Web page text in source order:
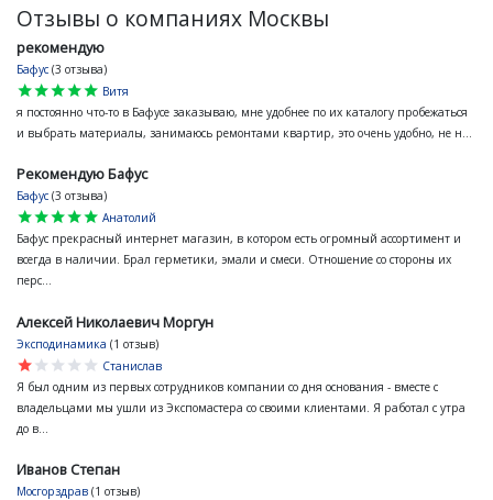
Отзывы о компаниях Москвы
рекомендую
Бафус (3 отзыва)
star
star
star
star
star
Витя
я постоянно что-то в Бафусе заказываю, мне удобнее по их каталогу пробежаться
и выбрать материалы, занимаюсь ремонтами квартир, это очень удобно, не н...
Рекомендую Бафус
Бафус (3 отзыва)
star
star
star
star
star
Анатолий
Бафус прекрасный интернет магазин, в котором есть огромный ассортимент и
всегда в наличии. Брал герметики, эмали и смеси. Отношение со стороны их
перс...
Алексей Николаевич Моргун
Эксподинамика (1 отзыв)
star
star
star
star
star
Станислав
Я был одним из первых сотрудников компании со дня основания - вместе с
владельцами мы ушли из Экспомастера со своими клиентами. Я работал с утра
до в...
Иванов Степан
Мосгорздрав (1 отзыв)